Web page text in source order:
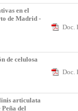
en el
de Madrid -
Doc.
de celulosa
Doc.
articulata
del